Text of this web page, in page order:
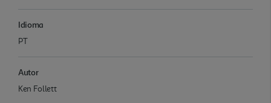
Idioma
PT
Autor
Ken Follett